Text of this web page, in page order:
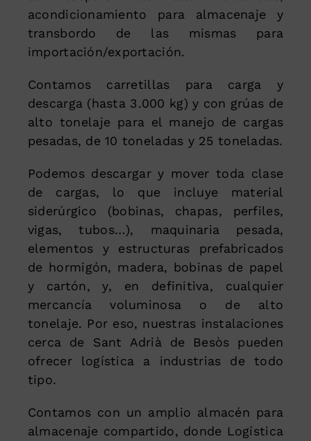
acondicionamiento para almacenaje y
transbordo de las mismas para
importación/exportación.
Contamos carretillas para carga y
descarga (hasta 3.000 kg) y con grúas de
alto tonelaje para el manejo de cargas
pesadas, de 10 toneladas y 25 toneladas.
Podemos descargar y mover toda clase
de cargas, lo que incluye material
siderúrgico (bobinas, chapas, perfiles,
vigas, tubos…), maquinaria pesada,
elementos y estructuras prefabricados
de hormigón, madera, bobinas de papel
y cartón, y, en definitiva, cualquier
mercancía voluminosa o de alto
tonelaje. Por eso, nuestras instalaciones
cerca de Sant Adrià de Besòs pueden
ofrecer logística a industrias de todo
tipo.
Contamos con un amplio almacén para
almacenaje compartido, donde Logística